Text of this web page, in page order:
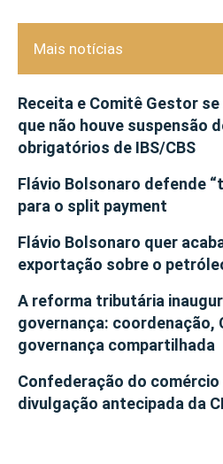
Mais notícias
Receita e Comitê Gestor
que não houve suspensão
obrigatórios de IBS/CBS
Flávio Bolsonaro defende
para o split payment
Flávio Bolsonaro quer
exportação sobre o
A reforma tributária
governança: coordenação,
governança compartilhada
Confederação do
divulgação antecipada da